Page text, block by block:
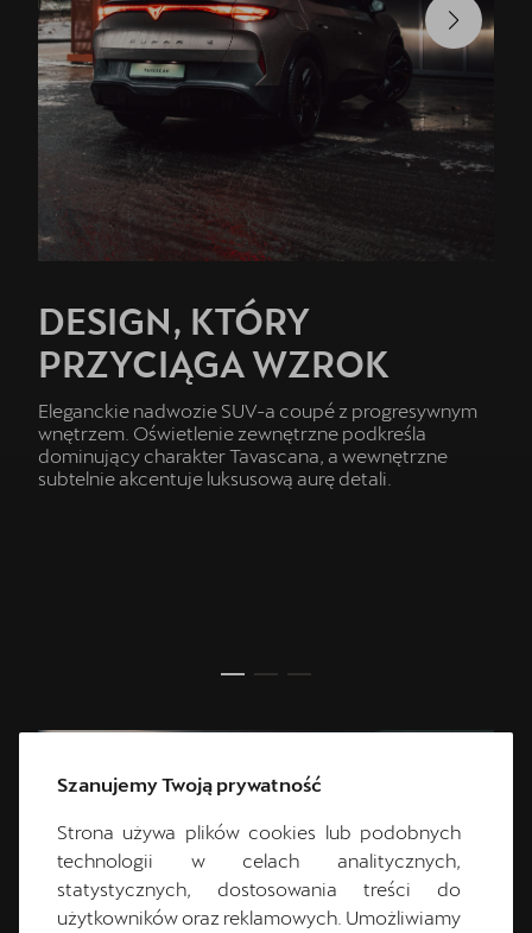
DESIGN, KTÓRY
PRZYCIĄGA WZROK
Eleganckie nadwozie SUV-a coupé z progresywnym
wnętrzem. Oświetlenie zewnętrzne podkreśla
dominujący charakter Tavascana, a wewnętrzne
subtelnie akcentuje luksusową aurę detali.
Szanujemy Twoją prywatność
Strona używa plików cookies lub podobnych
technologii w celach analitycznych,
statystycznych, dostosowania treści do
użytkowników oraz reklamowych. Umożliwiamy